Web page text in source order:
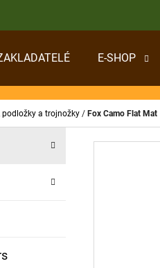
E-SHOP
podložky a trojnožky / Fox Camo Flat Mat
CO